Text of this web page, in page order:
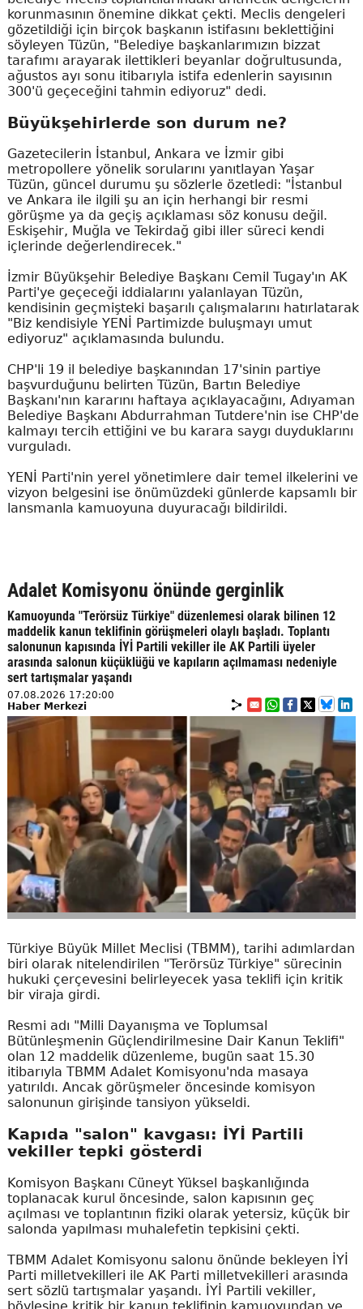
korunmasının önemine dikkat çekti. Meclis dengeleri
gözetildiği için birçok başkanın istifasını beklettiğini
söyleyen Tüzün, "Belediye başkanlarımızın bizzat
tarafımı arayarak ilettikleri beyanlar doğrultusunda,
ağustos ayı sonu itibarıyla istifa edenlerin sayısının
300'ü geçeceğini tahmin ediyoruz" dedi.
Büyükşehirlerde son durum ne?
Gazetecilerin İstanbul, Ankara ve İzmir gibi
metropollere yönelik sorularını yanıtlayan Yaşar
Tüzün, güncel durumu şu sözlerle özetledi: "İstanbul
ve Ankara ile ilgili şu an için herhangi bir resmi
görüşme ya da geçiş açıklaması söz konusu değil.
Eskişehir, Muğla ve Tekirdağ gibi iller süreci kendi
içlerinde değerlendirecek."
İzmir Büyükşehir Belediye Başkanı Cemil Tugay'ın AK
Parti'ye geçeceği iddialarını yalanlayan Tüzün,
kendisinin geçmişteki başarılı çalışmalarını hatırlatarak
"Biz kendisiyle YENİ Partimizde buluşmayı umut
ediyoruz" açıklamasında bulundu.
CHP'li 19 il belediye başkanından 17'sinin partiye
başvurduğunu belirten Tüzün, Bartın Belediye
Başkanı'nın kararını haftaya açıklayacağını, Adıyaman
Belediye Başkanı Abdurrahman Tutdere'nin ise CHP'de
kalmayı tercih ettiğini ve bu karara saygı duyduklarını
vurguladı.
YENİ Parti'nin yerel yönetimlere dair temel ilkelerini ve
vizyon belgesini ise önümüzdeki günlerde kapsamlı bir
lansmanla kamuoyuna duyuracağı bildirildi.
Adalet Komisyonu önünde gerginlik
Kamuoyunda "Terörsüz Türkiye" düzenlemesi olarak bilinen 12
maddelik kanun teklifinin görüşmeleri olaylı başladı. Toplantı
salonunun kapısında İYİ Partili vekiller ile AK Partili üyeler
arasında salonun küçüklüğü ve kapıların açılmaması nedeniyle
sert tartışmalar yaşandı
07.08.2026 17:20:00
Haber Merkezi
Türkiye Büyük Millet Meclisi (TBMM), tarihi adımlardan
biri olarak nitelendirilen "Terörsüz Türkiye" sürecinin
hukuki çerçevesini belirleyecek yasa teklifi için kritik
bir viraja girdi.
Resmi adı "Milli Dayanışma ve Toplumsal
Bütünleşmenin Güçlendirilmesine Dair Kanun Teklifi"
olan 12 maddelik düzenleme, bugün saat 15.30
itibarıyla TBMM Adalet Komisyonu'nda masaya
yatırıldı. Ancak görüşmeler öncesinde komisyon
salonunun girişinde tansiyon yükseldi.
Kapıda "salon" kavgası: İYİ Partili
vekiller tepki gösterdi
Komisyon Başkanı Cüneyt Yüksel başkanlığında
toplanacak kurul öncesinde, salon kapısının geç
açılması ve toplantının fiziki olarak yetersiz, küçük bir
salonda yapılması muhalefetin tepkisini çekti.
TBMM Adalet Komisyonu salonu önünde bekleyen İYİ
Parti milletvekilleri ile AK Parti milletvekilleri arasında
sert sözlü tartışmalar yaşandı. İYİ Partili vekiller,